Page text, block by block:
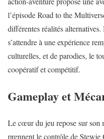
l’épisode Road to the
différentes réalités
s’attendre à une expérience
culturelles, et de parodies, le
coopératif et compétitif.
Gameplay et
Le cœur du jeu repose sur son
prennent le contrôle de